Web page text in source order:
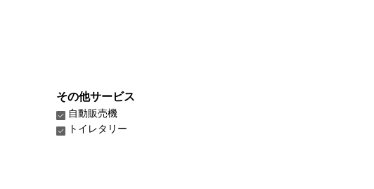
その他サービス
自動販売機
トイレタリー